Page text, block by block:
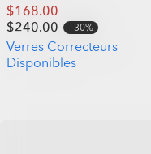
$168.00
$240.00
30%
Verres Correcteurs
Disponibles